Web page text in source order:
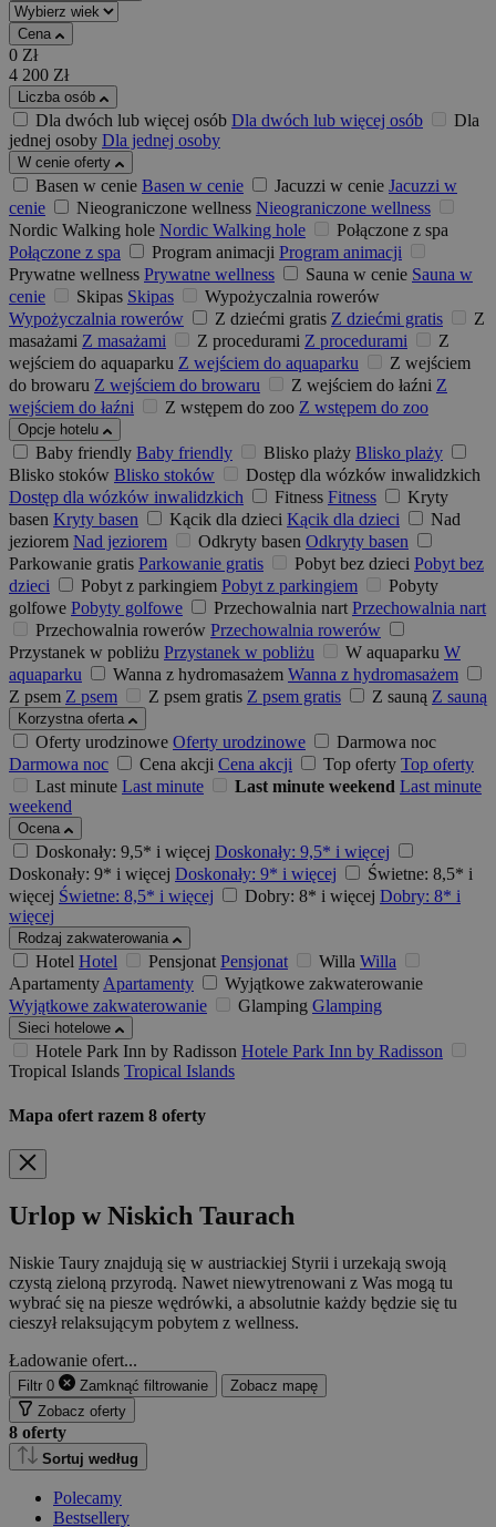
Cena
0 Zł
4 200 Zł
Liczba osób
Dla dwóch lub więcej osób Dla dwóch lub więcej osób
Dla
jednej osoby Dla jednej osoby
W cenie oferty
Basen w cenie Basen w cenie Jacuzzi w cenie Jacuzzi w
cenie
Nieograniczone wellness Nieograniczone wellness
Nordic Walking hole Nordic Walking hole
Połączone z spa
Połączone z spa
Program animacji Program animacji
Prywatne wellness Prywatne wellness Sauna w cenie Sauna w
cenie
Skipas Skipas
Wypożyczalnia rowerów
Wypożyczalnia rowerów
Z dziećmi gratis Z dziećmi gratis
Z
masażami Z masażami Z procedurami Z procedurami
Z
wejściem do aquaparku Z wejściem do aquaparku
Z wejściem
do browaru Z wejściem do browaru Z wejściem do łaźni Z
wejściem do łaźni
Z wstępem do zoo Z wstępem do zoo
Opcje hotelu
Baby friendly Baby friendly Blisko plaży Blisko plaży
Blisko stoków Blisko stoków
Dostęp dla wózków inwalidzkich
Dostęp dla wózków inwalidzkich
Fitness Fitness
Kryty
basen Kryty basen Kącik dla dzieci Kącik dla dzieci
Nad
jeziorem Nad jeziorem Odkryty basen Odkryty basen
Parkowanie gratis Parkowanie gratis Pobyt bez dzieci Pobyt bez
dzieci
Pobyt z parkingiem Pobyt z parkingiem
Pobyty
golfowe Pobyty golfowe Przechowalnia nart Przechowalnia nart
Przechowalnia rowerów Przechowalnia rowerów
Przystanek w pobliżu Przystanek w pobliżu W aquaparku W
aquaparku
Wanna z hydromasażem Wanna z hydromasażem
Z psem Z psem Z psem gratis Z psem gratis Z sauną Z sauną
Korzystna oferta
Oferty urodzinowe Oferty urodzinowe
Darmowa noc
Darmowa noc
Cena akcji Cena akcji Top oferty Top oferty
Last minute Last minute Last minute weekend Last minute
weekend
Ocena
Doskonały: 9,5* i więcej Doskonały: 9,5* i więcej
Doskonały: 9* i więcej Doskonały: 9* i więcej
Świetne: 8,5* i
więcej Świetne: 8,5* i więcej Dobry: 8* i więcej Dobry: 8* i
więcej
Rodzaj zakwaterowania
Hotel Hotel Pensjonat Pensjonat Willa Willa
ApartamentyApartamenty
Wyjątkowe zakwaterowanie
Wyjątkowe zakwaterowanie
Glamping Glamping
Sieci hotelowe
Hotele Park Inn by Radisson Hotele Park Inn by Radisson
Tropical Islands Tropical Islands
Mapa ofert razem 8 oferty
Urlop w Niskich Taurach
Niskie Taury znajdują się w austriackiej Styrii i urzekają swoją
czystą zieloną przyrodą. Nawet niewytrenowani z Was mogą tu
wybrać się na piesze wędrówki, a absolutnie każdy będzie się tu
cieszył relaksującym pobytem z wellness.
Ładowanie ofert...
Filtr 0 Zamknąć filtrowanie
Zobacz mapę
Zobacz oferty
8 oferty
Sortuj według
Polecamy
Bestsellery